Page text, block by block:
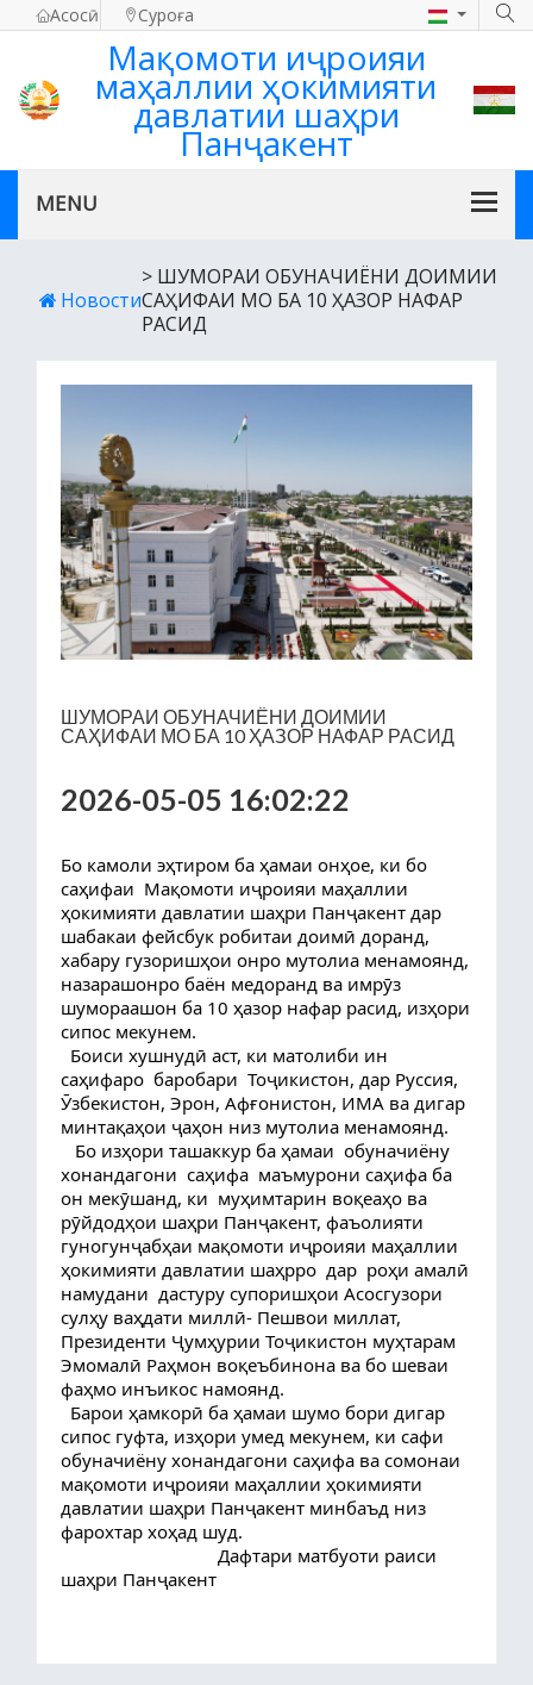
Асосӣ Суроға
Мақомоти иҷроияи
маҳаллии ҳокимияти
давлатии шаҳри
Панҷакент
Новости
> ШУМОРАИ ОБУНАЧИЁНИ ДОИМИИ
САҲИФАИ МО БА 10 ҲАЗОР НАФАР
РАСИД
ШУМОРАИ ОБУНАЧИЁНИ ДОИМИИ
САҲИФАИ МО БА 10 ҲАЗОР НАФАР РАСИД
2026-05-05 16:02:22
Бо камоли эҳтиром ба ҳамаи онҳое, ки бо
саҳифаи  Мақомоти иҷроияи маҳаллии
ҳокимияти давлатии шаҳри Панҷакент дар
шабакаи фейсбук робитаи доимӣ доранд,
хабару гузоришҳои онро мутолиа менамоянд,
назарашонро баён медоранд ва имрӯз
шумораашон ба 10 ҳазор нафар расид, изҳори
сипос мекунем.
саҳифаро  баробари  Тоҷикистон, дар Руссия,
Ӯзбекистон, Эрон, Афғонистон, ИМА ва дигар
минтақаҳои ҷаҳон низ мутолиа менамоянд.
хонандагони  саҳифа  маъмурони саҳифа ба
он мекӯшанд, ки  муҳимтарин воқеаҳо ва
рӯйдодҳои шаҳри Панҷакент, фаъолияти
гуногунҷабҳаи мақомоти иҷроияи маҳаллии
ҳокимияти давлатии шаҳрро  дар  роҳи амалӣ
намудани  дастуру супоришҳои Асосгузори
сулҳу ваҳдати миллӣ- Пешвои миллат,
Президенти Ҷумҳурии Тоҷикистон муҳтарам
Эмомалӣ Раҳмон воқеъбинона ва бо шеваи
фаҳмо инъикос намоянд.
сипос гуфта, изҳори умед мекунем, ки сафи
обуначиёну хонандагони саҳифа ва сомонаи
мақомоти иҷроияи маҳаллии ҳокимияти
давлатии шаҳри Панҷакент минбаъд низ
фарохтар хоҳад шуд.
шаҳри Панҷакент